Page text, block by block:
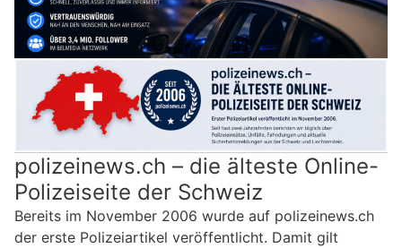
polizeinews.ch – die älteste Online-
Polizeiseite der Schweiz
Bereits im November 2006 wurde auf polizeinews.ch
der erste Polizeiartikel veröffentlicht. Damit gilt